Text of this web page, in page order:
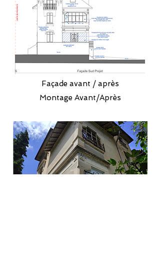
Façade avant / après
Montage Avant/Après